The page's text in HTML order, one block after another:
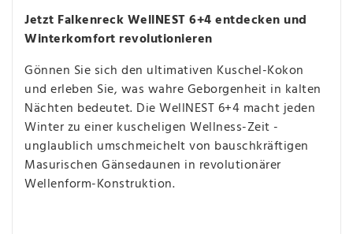
Jetzt Falkenreck WellNEST 6+4 entdecken und
Winterkomfort revolutionieren
Gönnen Sie sich den ultimativen Kuschel-Kokon
und erleben Sie, was wahre Geborgenheit in kalten
Nächten bedeutet. Die WellNEST 6+4 macht jeden
Winter zu einer kuscheligen Wellness-Zeit -
unglaublich umschmeichelt von bauschkräftigen
Masurischen Gänsedaunen in revolutionärer
Wellenform-Konstruktion.